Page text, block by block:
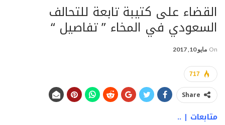
القضاء على كتيبة تابعة للتحالف
السعودي في المخاء ” تفاصيل “
On مايو 10, 2017
717
Share
متابعات | ..